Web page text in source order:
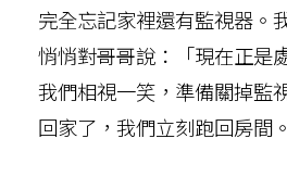
完全忘記家裡還有監視器。
悄悄對哥哥說：「現在正是
我們相視一笑，準備關掉監
回家了，我們立刻跑回房間。